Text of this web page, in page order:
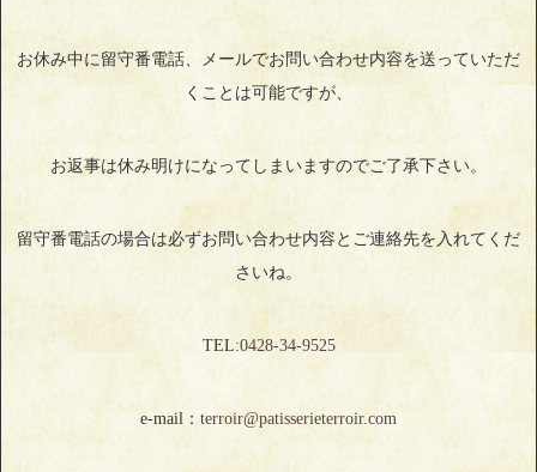
お休み中に留守番電話、メールでお問い合わせ内容を送っていただ
くことは可能ですが、
お返事は休み明けになってしまいますのでご了承下さい。
留守番電話の場合は必ずお問い合わせ内容とご連絡先を入れてくだ
さいね。
TEL:0428‐34‐9525
e-mail： terroir@patisserieterroir.com